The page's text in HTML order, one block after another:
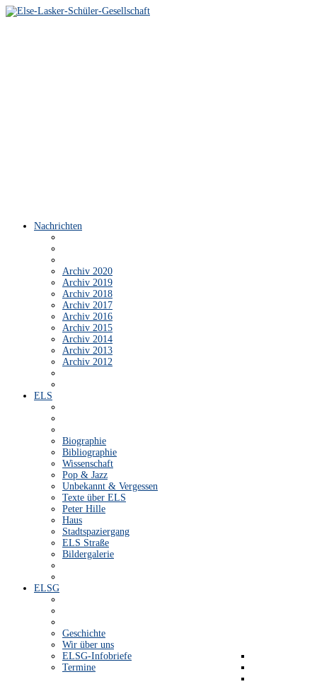
Nachrichten
Archiv 2020
Archiv 2019
Archiv 2018
Archiv 2017
Archiv 2016
Archiv 2015
Archiv 2014
Archiv 2013
Archiv 2012
ELS
Biographie
Bibliographie
Wissenschaft
Pop & Jazz
Unbekannt & Vergessen
Texte über ELS
Peter Hille
Haus
Stadtspaziergang
ELS Straße
Bildergalerie
ELSG
Geschichte
Wir über uns
ELSG-Infobriefe
Termine